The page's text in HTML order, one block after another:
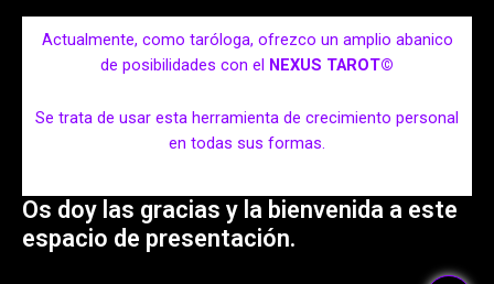
Actualmente, como taróloga, ofrezco un amplio abanico
de posibilidades con el NEXUS TAROT©
Se trata de usar esta herramienta de crecimiento personal
en todas sus formas.
Os doy las gracias y la bienvenida a este
espacio de presentación.